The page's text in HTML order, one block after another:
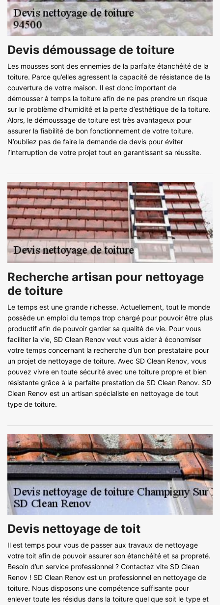
Devis démoussage de toiture
Les mousses sont des ennemies de la parfaite étanchéité de la
toiture. Parce qu’elles agressent la capacité de résistance de la
couverture de votre maison. Il est donc important de
démousser à temps la toiture afin de ne pas prendre un risque
sur le problème d’humidité et la perte d’esthétique de la toiture.
Alors, le démoussage de toiture est très avantageux pour
assurer la fiabilité de bon fonctionnement de votre toiture.
N’oubliez pas de faire la demande de devis pour éviter
l’interruption de votre projet tout en garantissant sa réussite.
Recherche artisan pour nettoyage
de toiture
Le temps est une grande richesse. Actuellement, tout le monde
possède un emploi du temps trop chargé pour pouvoir être plus
productif afin de pouvoir garder sa qualité de vie. Pour vous
faciliter la vie, SD Clean Renov veut vous aider à économiser
votre temps concernant la recherche d’un bon prestataire pour
un projet de nettoyage de toiture. Avec SD Clean Renov, vous
pouvez vivre en toute sécurité avec une toiture propre et bien
résistante grâce à la parfaite prestation de SD Clean Renov. SD
Clean Renov est un artisan spécialiste en nettoyage de tout
type de toiture.
Devis nettoyage de toit
Il est temps pour vous de passer aux travaux de nettoyage
votre toit afin de pouvoir assurer son étanchéité et sa propreté.
Besoin d’un service professionnel ? Contactez vite SD Clean
Renov ! SD Clean Renov est un professionnel en nettoyage de
toiture. Nous disposons une compétence suffisante pour
enlever toute les résidus dans la toiture quel que soit le type et